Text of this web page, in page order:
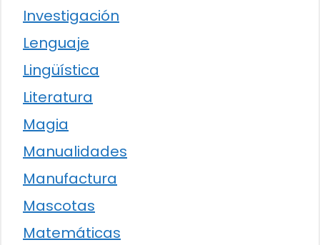
Investigación
Lenguaje
Lingüística
Literatura
Magia
Manualidades
Manufactura
Mascotas
Matemáticas